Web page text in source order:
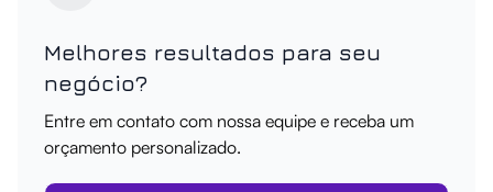
Melhores resultados para seu
negócio?
Entre em contato com nossa equipe e receba um
orçamento personalizado.